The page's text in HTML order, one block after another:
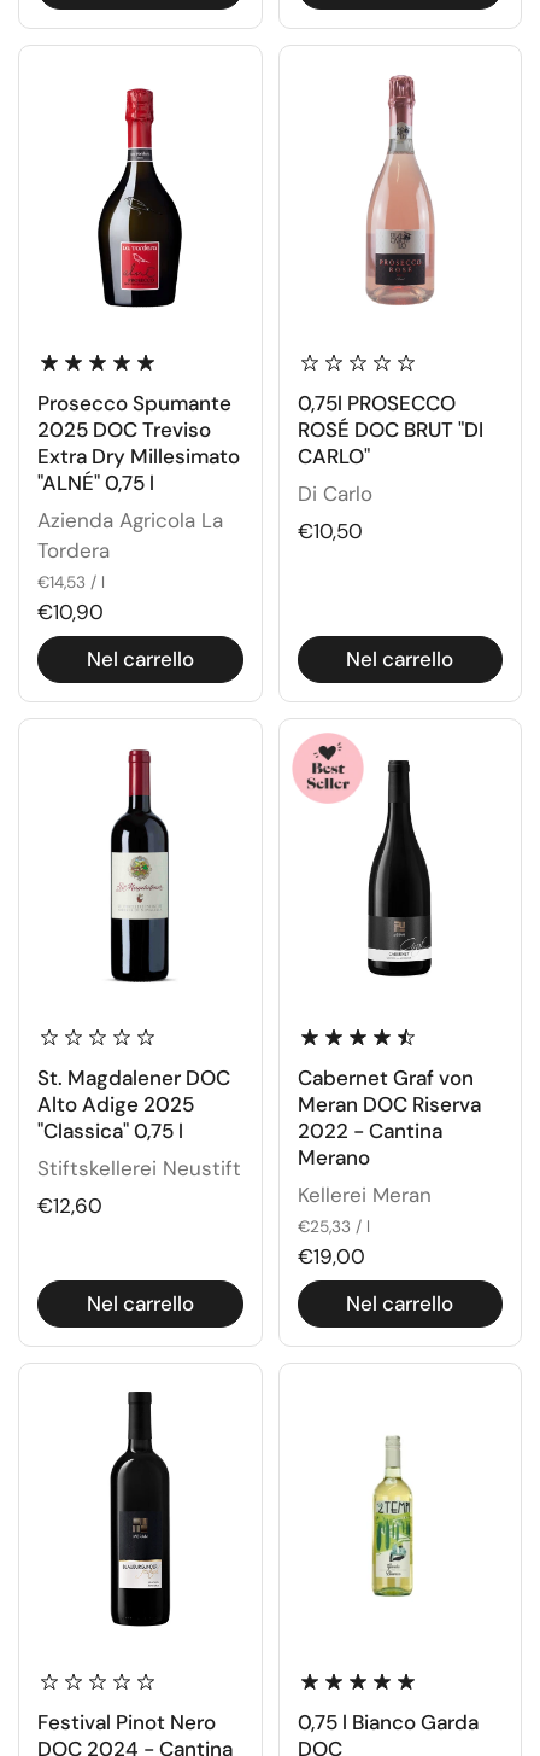
Prosecco Spumante
2025 DOC Treviso
Extra Dry Millesimato
"ALNÉ" 0,75 l
Azienda Agricola La
Tordera
€14,53 / l
€10,90
Nel carrello
0,75l PROSECCO
ROSÉ DOC BRUT "DI
CARLO"
Di Carlo
€10,50
Nel carrello
St. Magdalener DOC
Alto Adige 2025
"Classica" 0,75 l
Stiftskellerei Neustift
€12,60
Nel carrello
Cabernet Graf von
Meran DOC Riserva
2022 - Cantina
Merano
Kellerei Meran
€25,33 / l
€19,00
Nel carrello
Festival Pinot Nero
DOC 2024 - Cantina
0,75 l Bianco Garda
DOC